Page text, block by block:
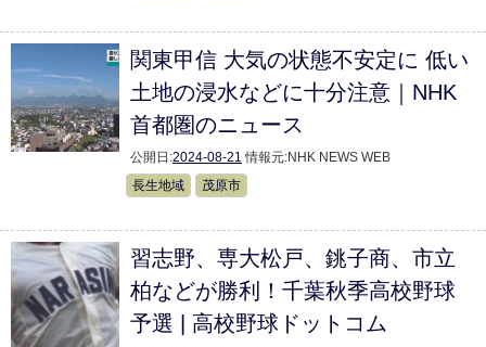
関東甲信 大気の状態不安定に 低い
土地の浸水などに十分注意｜NHK
首都圏のニュース
公開日:2024-08-21 情報元:NHK NEWS WEB
長生地域
茂原市
習志野、専大松戸、銚子商、市立
柏などが勝利！千葉秋季高校野球
予選 | 高校野球ドットコム